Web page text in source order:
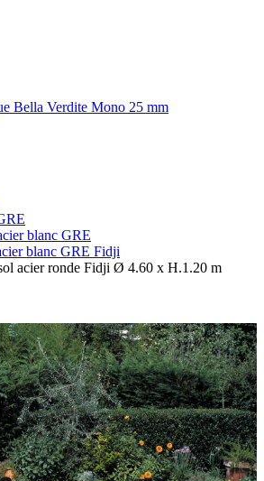
Bella Verdite Mono 25 mm
blanc GRE
blanc GRE Fidji
acier ronde Fidji Ø 4.60 x H.1.20 m